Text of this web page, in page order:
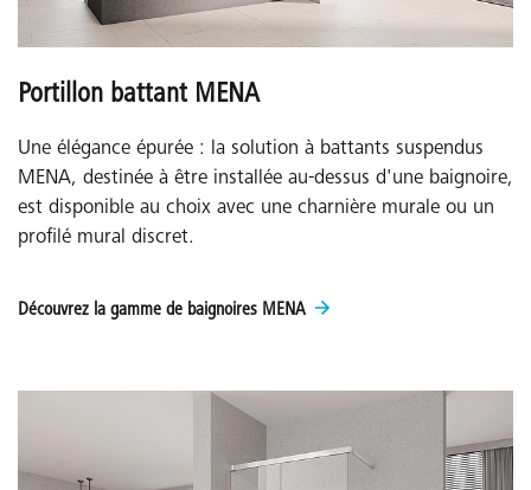
Portillon battant MENA
Une élégance épurée : la solution à battants suspendus
MENA, destinée à être installée au-dessus d'une baignoire,
est disponible au choix avec une charnière murale ou un
profilé mural discret.
Découvrez la gamme de baignoires MENA